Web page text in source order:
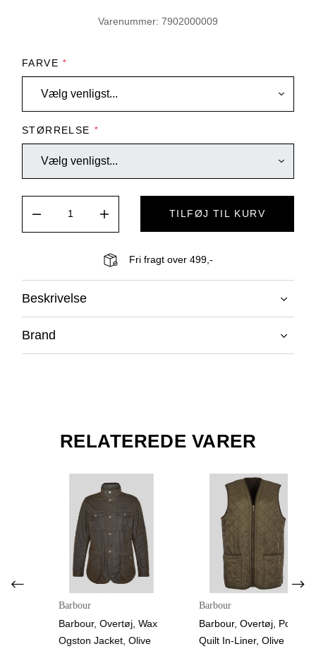
Varenummer: 7902000009
FARVE *
STØRRELSE *
TILFØJ TIL KURV
Fri fragt over 499,-
Beskrivelse
Brand
RELATEREDE VARER
Barbour
Barbour, Overtøj, Wax
Ogston Jacket, Olive
Barbour
Barbour, Overtøj, Polar
Quilt In-Liner, Olive